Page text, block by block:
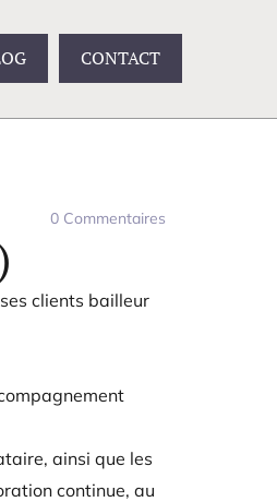
CONTACT
0 Commentaires
clients bailleur
ainsi que les
continue, au